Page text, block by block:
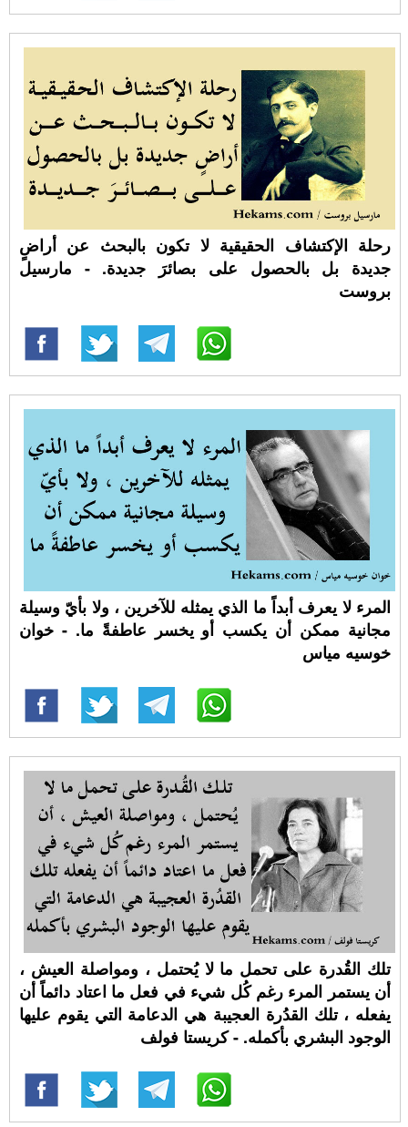
رحلة الإكتشاف الحقيقية لا تكون بالبحث عن أراضٍ
جديدة بل بالحصول على بصائرَ جديدة. - مارسيل
بروست
المرء لا يعرف أبداً ما الذي يمثله للآخرين ، ولا بأيّ وسيلة
مجانية ممكن أن يكسب أو يخسر عاطفةً ما. - خوان
خوسيه مياس
تلك القُدرة على تحمل ما لا يُحتمل ، ومواصلة العيش ،
أن يستمر المرء رغم كُل شيء في فعل ما اعتاد دائماً أن
يفعله ، تلك القدُرة العجيبة هي الدعامة التي يقوم عليها
الوجود البشري بأكمله. - كريستا فولف